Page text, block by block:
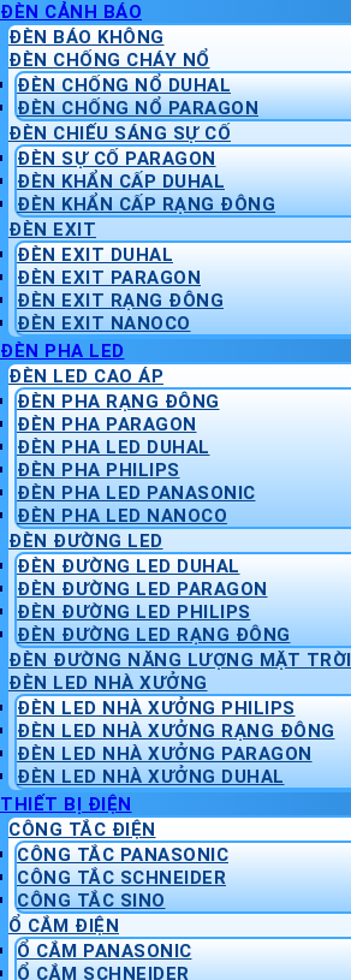
ĐÈN CẢNH BÁO
ĐÈN BÁO KHÔNG
ĐÈN CHỐNG CHÁY NỔ
ĐÈN CHỐNG NỔ DUHAL
ĐÈN CHỐNG NỔ PARAGON
ĐÈN CHIẾU SÁNG SỰ CỐ
ĐÈN SỰ CỐ PARAGON
ĐÈN KHẨN CẤP DUHAL
ĐÈN KHẨN CẤP RẠNG ĐÔNG
ĐÈN EXIT
ĐÈN EXIT DUHAL
ĐÈN EXIT PARAGON
ĐÈN EXIT RẠNG ĐÔNG
ĐÈN EXIT NANOCO
ĐÈN PHA LED
ĐÈN LED CAO ÁP
ĐÈN PHA RẠNG ĐÔNG
ĐÈN PHA PARAGON
ĐÈN PHA LED DUHAL
ĐÈN PHA PHILIPS
ĐÈN PHA LED PANASONIC
ĐÈN PHA LED NANOCO
ĐÈN ĐƯỜNG LED
ĐÈN ĐƯỜNG LED DUHAL
ĐÈN ĐƯỜNG LED PARAGON
ĐÈN ĐƯỜNG LED PHILIPS
ĐÈN ĐƯỜNG LED RẠNG ĐÔNG
ĐÈN ĐƯỜNG NĂNG LƯỢNG MẶT TRỜI
ĐÈN LED NHÀ XƯỞNG
ĐÈN LED NHÀ XƯỞNG PHILIPS
ĐÈN LED NHÀ XƯỞNG RẠNG ĐÔNG
ĐÈN LED NHÀ XƯỞNG PARAGON
ĐÈN LED NHÀ XƯỞNG DUHAL
THIẾT BỊ ĐIỆN
CÔNG TẮC ĐIỆN
CÔNG TẮC PANASONIC
CÔNG TẮC SCHNEIDER
CÔNG TẮC SINO
Ổ CẮM ĐIỆN
Ổ CẮM PANASONIC
Ổ CẮM SCHNEIDER